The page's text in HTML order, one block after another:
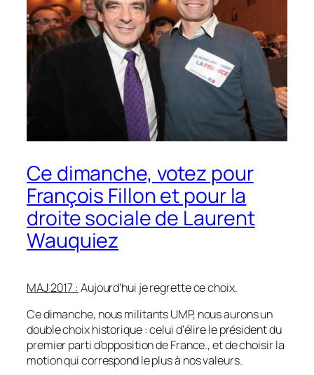
Ce dimanche, votez pour
François Fillon et pour la
droite sociale de Laurent
Wauquiez
MAJ 2017 : Aujourd’hui je regrette ce choix.
Ce dimanche, nous militants UMP, nous aurons un
double choix historique : celui d‘élire le président du
premier parti d’opposition de France., et de choisir la
motion qui correspond le plus à nos valeurs.